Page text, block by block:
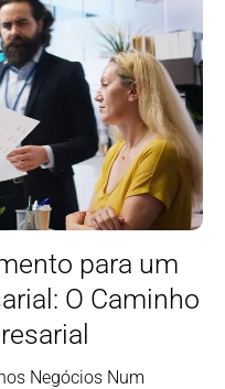
para um
O Caminho
Negócios Num